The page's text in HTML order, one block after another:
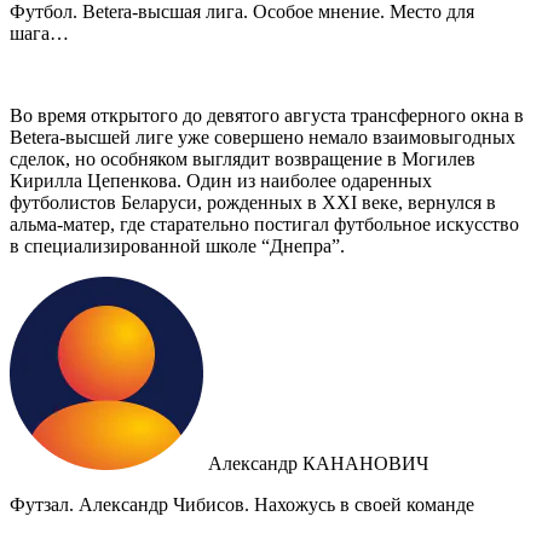
Футбол. Betera-высшая лига. Особое мнение. Место для
шага…
Во время открытого до девятого августа трансферного окна в
Betera-высшей лиге уже совершено немало взаимовыгодных
сделок, но особняком выглядит возвращение в Могилев
Кирилла Цепенкова. Один из наиболее одаренных
футболистов Беларуси, рожденных в XXI веке, вернулся в
альма-матер, где старательно постигал футбольное искусство
в специализированной школе “Днепра”.
Александр КАНАНОВИЧ
Футзал. Александр Чибисов. Нахожусь в своей команде